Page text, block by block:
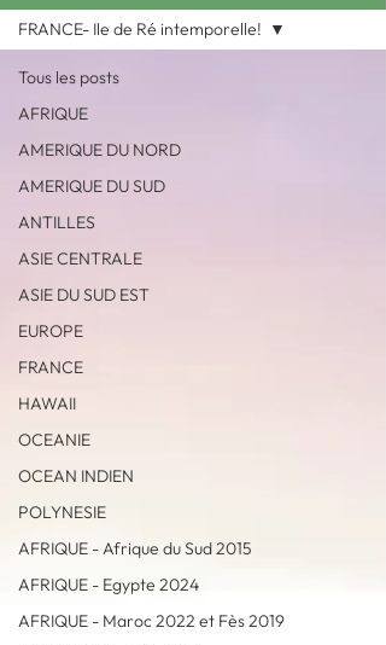
Tous les posts
AFRIQUE
AMERIQUE DU NORD
AMERIQUE DU SUD
ANTILLES
ASIE CENTRALE
ASIE DU SUD EST
EUROPE
FRANCE
HAWAII
OCEANIE
OCEAN INDIEN
POLYNESIE
AFRIQUE - Afrique du Sud 2015
AFRIQUE - Egypte 2024
AFRIQUE - Maroc 2022 et Fès 2019
FRANCE- Ile de Ré intemporelle!